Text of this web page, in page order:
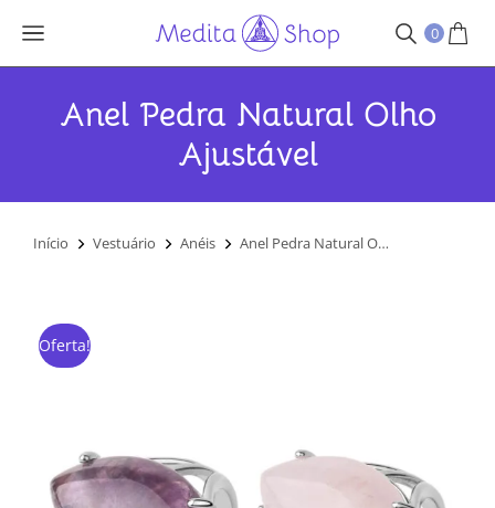
0
Anel Pedra Natural Olho
Ajustável
Você está aqui:
Início Vestuário Anéis Anel Pedra Natural O…
Oferta!